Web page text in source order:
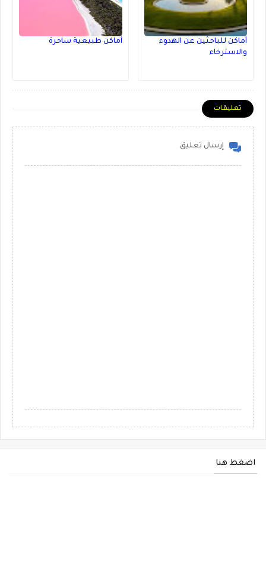
أماكن للباحثين عن الهدوء
والاسترخاء
أماكن طبيعية ساحرة
تعليقات
إرسال تعليق
اضغط هنا